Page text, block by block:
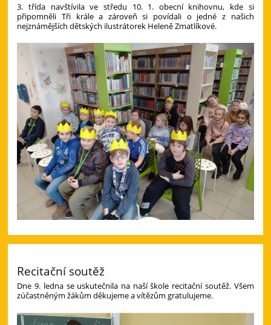
3. třída navštívila ve středu 10. 1. obecní knihovnu, kde si
připomněli Tři krále a zároveň si povídali o jedné z našich
nejznámějších dětských ilustrátorek Heleně Zmatlíkové.
Recitační soutěž
Dne 9. ledna se uskutečnila na naší škole recitační soutěž. Všem
zúčastněným žákům děkujeme a vítězům gratulujeme.